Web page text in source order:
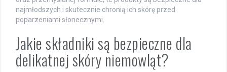
najmłodszych i skutecznie chronią ich skórę przed
poparzeniami słonecznymi.
Jakie składniki są bezpieczne dla
delikatnej skóry niemowląt?